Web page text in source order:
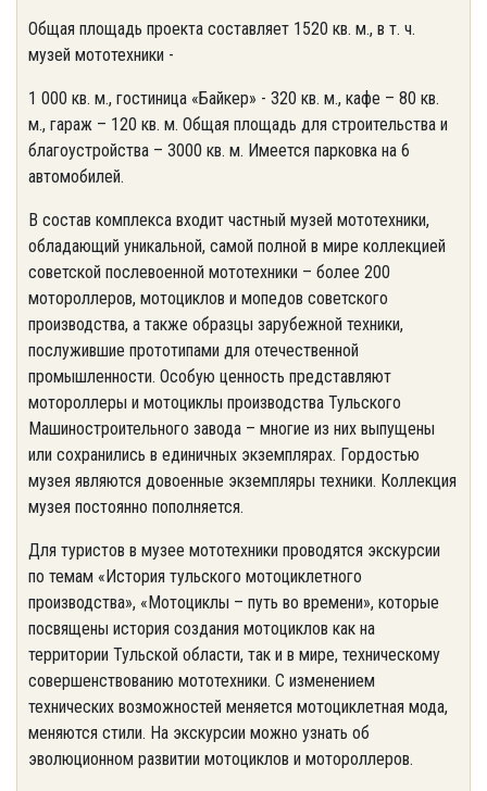
Общая площадь проекта составляет 1520 кв. м., в т. ч.
музей мототехники -
1 000 кв. м., гостиница «Байкер» - 320 кв. м., кафе – 80 кв.
м., гараж – 120 кв. м. Общая площадь для строительства и
благоустройства – 3000 кв. м. Имеется парковка на 6
автомобилей.
В состав комплекса входит частный музей мототехники,
обладающий уникальной, самой полной в мире коллекцией
советской послевоенной мототехники – более 200
мотороллеров, мотоциклов и мопедов советского
производства, а также образцы зарубежной техники,
послужившие прототипами для отечественной
промышленности. Особую ценность представляют
мотороллеры и мотоциклы производства Тульского
Машиностроительного завода – многие из них выпущены
или сохранились в единичных экземплярах. Гордостью
музея являются довоенные экземпляры техники. Коллекция
музея постоянно пополняется.
Для туристов в музее мототехники проводятся экскурсии
по темам «История тульского мотоциклетного
производства», «Мотоциклы – путь во времени», которые
посвящены история создания мотоциклов как на
территории Тульской области, так и в мире, техническому
совершенствованию мототехники. С изменением
технических возможностей меняется мотоциклетная мода,
меняются стили. На экскурсии можно узнать об
эволюционном развитии мотоциклов и мотороллеров.